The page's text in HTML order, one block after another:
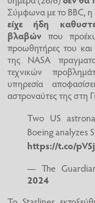
Σύμφωνα με το BBC,
είχε ήδη
βλαβών που
προωθητήρες του
της NASA
τεχνικών
υπηρεσία
αστροναύτες της στη
Two US
Boeing analyzes
https://t.co/
— The
2024